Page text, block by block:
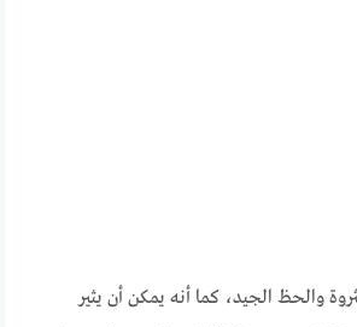
والحظ الجيد، كما أنه يمكن أن يثير